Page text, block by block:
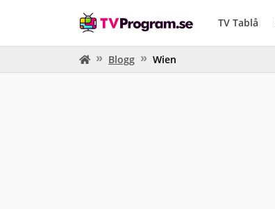
TV Tablå
Blogg Wien